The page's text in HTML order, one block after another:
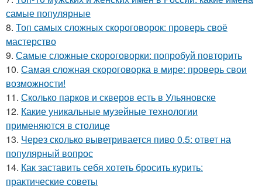
самые популярные
8. Топ самых сложных скороговорок: проверь своё
мастерство
9. Самые сложные скороговорки: попробуй повторить
10. Самая сложная скороговорка в мире: проверь свои
возможности!
11. Сколько парков и скверов есть в Ульяновске
12. Какие уникальные музейные технологии
применяются в столице
13. Через сколько выветривается пиво 0.5: ответ на
популярный вопрос
14. Как заставить себя хотеть бросить курить:
практические советы